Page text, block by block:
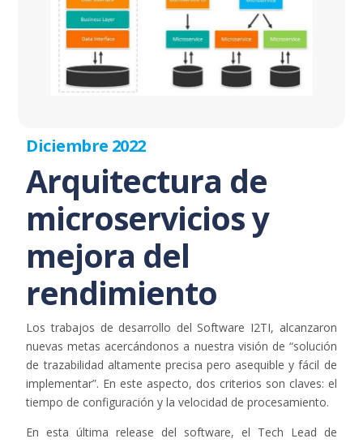
Diciembre 2022
Arquitectura de
microservicios y
mejora del
rendimiento
Los trabajos de desarrollo del Software I2TI, alcanzaron
nuevas metas acercándonos a nuestra visión de “solución
de trazabilidad altamente precisa pero asequible y fácil de
implementar”. En este aspecto, dos criterios son claves: el
tiempo de configuración y la velocidad de procesamiento.
En esta última release del software, el Tech Lead de